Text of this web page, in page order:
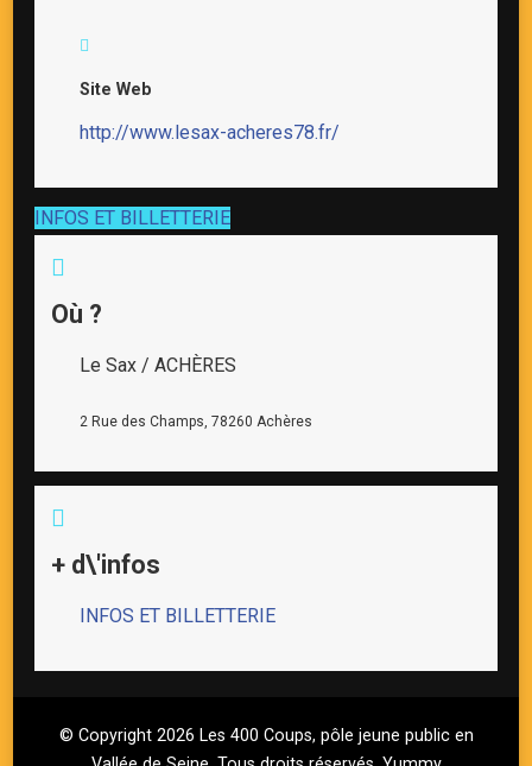
Site Web
http://www.lesax-acheres78.fr/
INFOS ET BILLETTERIE
Où ?
Le Sax / ACHÈRES
2 Rue des Champs, 78260 Achères
+ d\'infos
INFOS ET BILLETTERIE
© Copyright 2026 Les 400 Coups, pôle jeune public en